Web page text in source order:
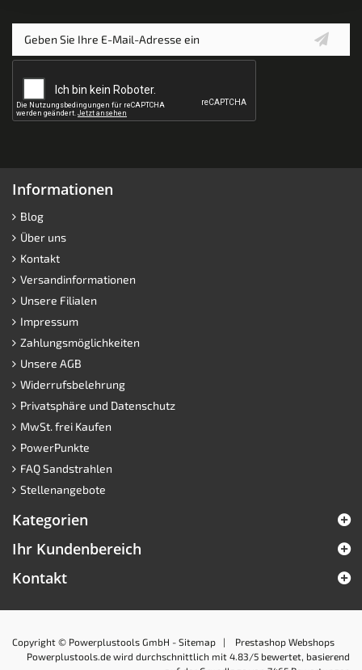
Informationen
Blog
Über uns
Kontakt
Versandinformationen
Unsere Filialen
Impressum
Zahlungsmöglichkeiten
Unsere AGB
Widerrufsbelehrung
Privatsphäre und Datenschutz
MwSt. frei Kaufen
PowerPunkte
FAQ Sandstrahlen
Stellenangebote
Kategorien
Ihr Kundenbereich
Kontakt
Copyright © Powerplustools GmbH - Sitemap | Prestashop Webshops
Powerplustools.de wird durchschnittlich mit 4.83 /5 bewertet, basierend